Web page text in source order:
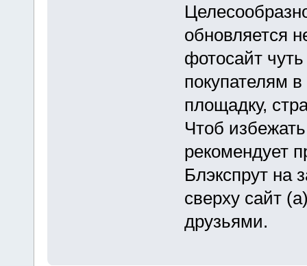
обновляется
фотосайт
покупателям
площадку,
Чтоб
рекомендует
Блэкспрут на
сверху сайт
друзьями.